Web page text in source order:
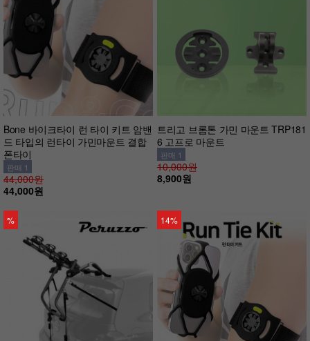
Bone 바이크타이 런 타이 키트 암밴
드 타입의 런타이 가민마운트 결합
폰타이
판매 1
44,000원
44,000원
트리고 브롬톤 가민 마운트 TRP181
6 고프로 마운트
판매 1
10,000원
8,900원
% 14%